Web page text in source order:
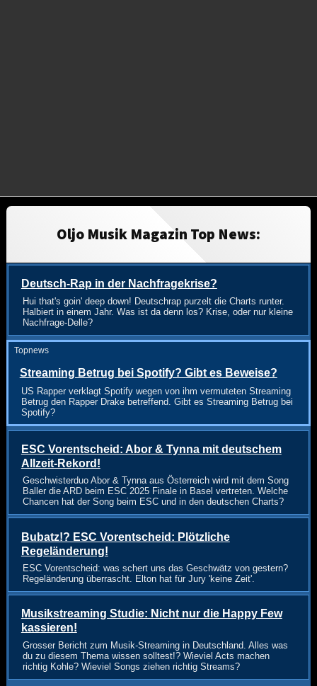
Oljo Musik Magazin Top News:
Deutsch-Rap in der Nachfragekrise?
Hui that's goin' deep down! Deutschrap purzelt die Charts runter.
Halbiert in einem Jahr. Was ist da denn los? Krise, oder nur kleine
Nachfrage-Delle?
Topnews
Streaming Betrug bei Spotify? Gibt es Beweise?
US Rapper verklagt Spotify wegen von ihm vermuteten Streaming
Betrug den Rapper Drake betreffend. Gibt es Streaming Betrug bei
Spotify?
ESC Vorentscheid: Abor & Tynna mit deutschem
Allzeit-Rekord!
Geschwisterduo Abor & Tynna aus Österreich wird mit dem Song
Baller die ARD beim ESC 2025 Finale in Basel vertreten. Welche
Chancen hat der Song beim ESC und in den deutschen Charts?
Bubatz!? ESC Vorentscheid: Plötzliche
Regeländerung!
ESC Vorentscheid: was schert uns das Geschwätz von gestern?
Regeländerung überrascht. Elton hat für Jury 'keine Zeit'.
Musikstreaming Studie: Nicht nur die Happy Few
kassieren!
Grosser Bericht zum Musik-Streaming in Deutschland. Alles was
du zu diesem Thema wissen solltest!? Wieviel Acts machen
richtig Kohle? Wieviel Songs ziehen richtig Streams?